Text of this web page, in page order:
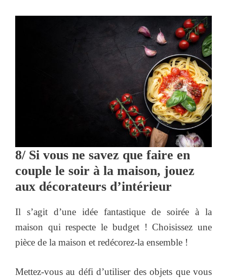
8/ Si vous ne savez que faire en
couple le soir à la maison, jouez
aux décorateurs d’intérieur
Il s’agit d’une idée fantastique de soirée à la
maison qui respecte le budget ! Choisissez une
pièce de la maison et redécorez-la ensemble !
Mettez-vous au défi d’utiliser des objets que vous